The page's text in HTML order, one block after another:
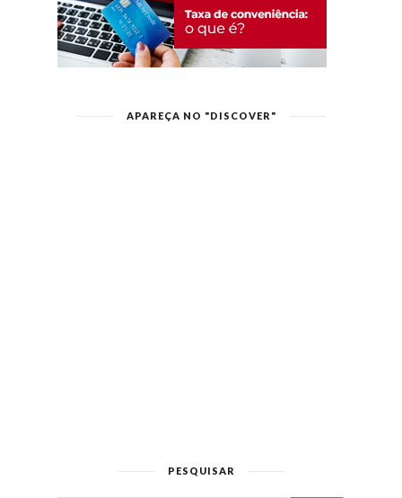
APAREÇA NO "DISCOVER"
PESQUISAR